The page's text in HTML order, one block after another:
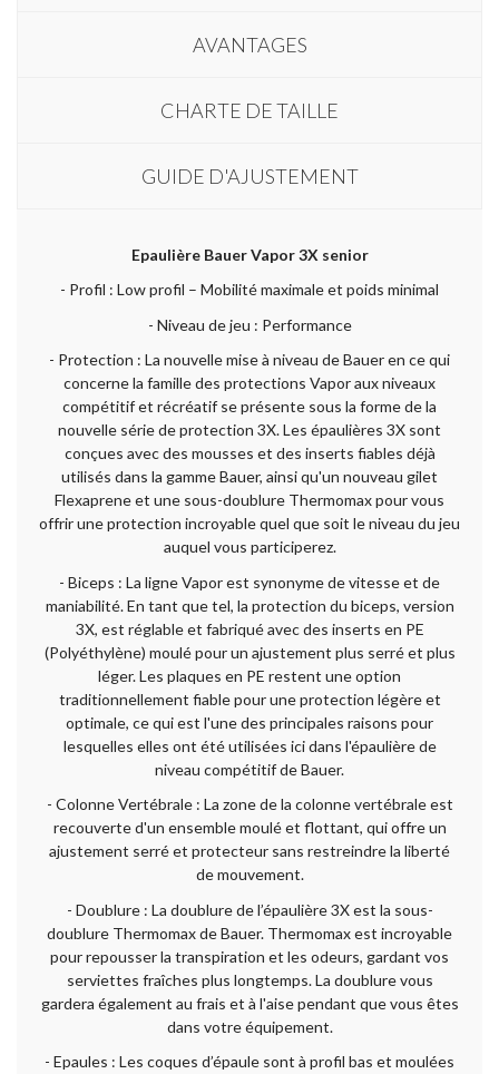
AVANTAGES
CHARTE DE TAILLE
GUIDE D'AJUSTEMENT
Epaulière Bauer Vapor 3X senior
- Profil : Low profil – Mobilité maximale et poids minimal
- Niveau de jeu : Performance
- Protection : La nouvelle mise à niveau de Bauer en ce qui
concerne la famille des protections Vapor aux niveaux
compétitif et récréatif se présente sous la forme de la
nouvelle série de protection 3X. Les épaulières 3X sont
conçues avec des mousses et des inserts fiables déjà
utilisés dans la gamme Bauer, ainsi qu'un nouveau gilet
Flexaprene et une sous-doublure Thermomax pour vous
offrir une protection incroyable quel que soit le niveau du jeu
auquel vous participerez.
- Biceps : La ligne Vapor est synonyme de vitesse et de
maniabilité. En tant que tel, la protection du biceps, version
3X, est réglable et fabriqué avec des inserts en PE
(Polyéthylène) moulé pour un ajustement plus serré et plus
léger. Les plaques en PE restent une option
traditionnellement fiable pour une protection légère et
optimale, ce qui est l'une des principales raisons pour
lesquelles elles ont été utilisées ici dans l'épaulière de
niveau compétitif de Bauer.
- Colonne Vertébrale : La zone de la colonne vertébrale est
recouverte d'un ensemble moulé et flottant, qui offre un
ajustement serré et protecteur sans restreindre la liberté
de mouvement.
- Doublure : La doublure de l’épaulière 3X est la sous-
doublure Thermomax de Bauer. Thermomax est incroyable
pour repousser la transpiration et les odeurs, gardant vos
serviettes fraîches plus longtemps. La doublure vous
gardera également au frais et à l'aise pendant que vous êtes
dans votre équipement.
- Epaules : Les coques d’épaule sont à profil bas et moulées